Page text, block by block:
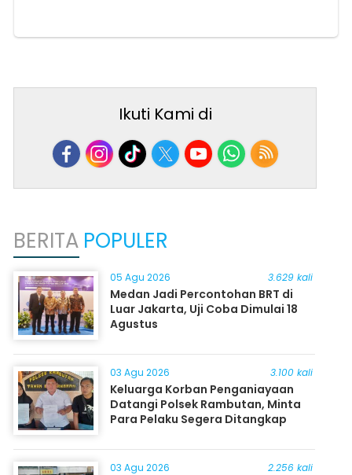
Ikuti Kami di
BERITA POPULER
05 Agu 2026 3.629 kali
Medan Jadi Percontohan BRT di
Luar Jakarta, Uji Coba Dimulai 18
Agustus
03 Agu 2026 3.100 kali
Keluarga Korban Penganiayaan
Datangi Polsek Rambutan, Minta
Para Pelaku Segera Ditangkap
03 Agu 2026 2.256 kali